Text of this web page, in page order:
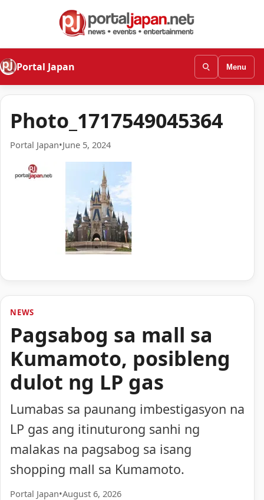
Portal Japan Menu
Photo_1717549045364
Portal Japan•June 5, 2024
NEWS
Pagsabog sa mall sa
Kumamoto, posibleng
dulot ng LP gas
Lumabas sa paunang imbestigasyon na
LP gas ang itinuturong sanhi ng
malakas na pagsabog sa isang
shopping mall sa Kumamoto.
Portal Japan•August 6, 2026